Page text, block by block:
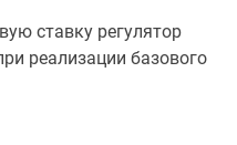
ставку регулятор
реализации базового